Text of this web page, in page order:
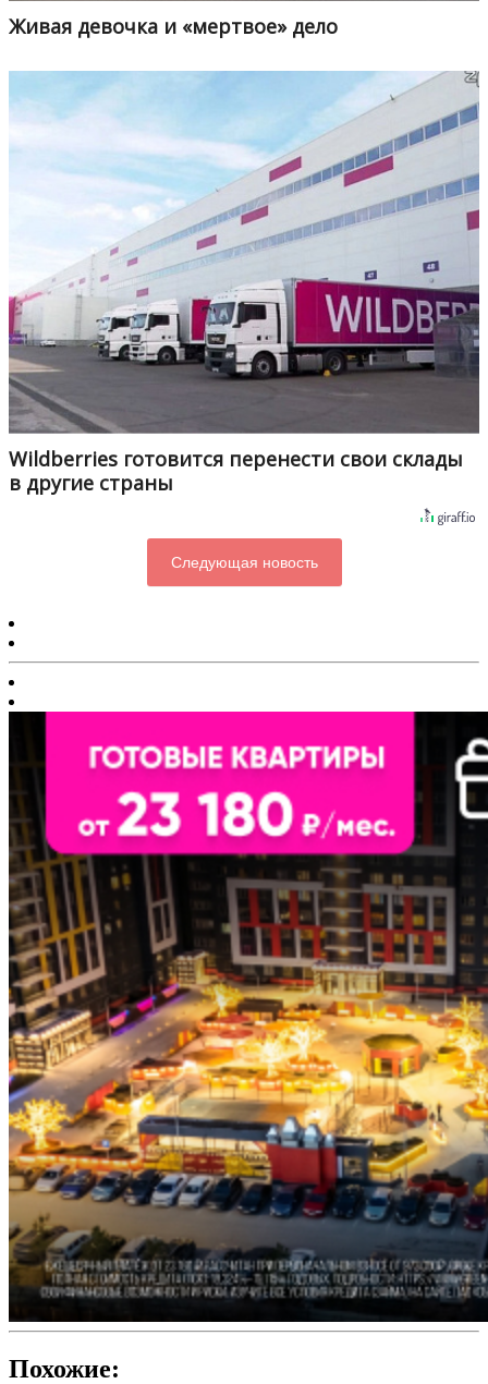
Живая девочка и «мертвое» дело
Wildberries готовится перенести свои склады
в другие страны
Следующая новость
Похожие: